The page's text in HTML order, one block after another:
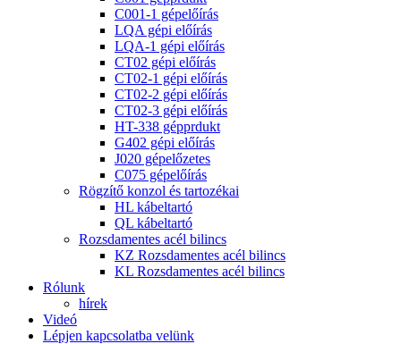
C001-1 gépelőírás
LQA gépi előírás
LQA-1 gépi előírás
CT02 gépi előírás
CT02-1 gépi előírás
CT02-2 gépi előírás
CT02-3 gépi előírás
HT-338 gépprdukt
G402 gépi előírás
J020 gépelőzetes
C075 gépelőírás
Rögzítő konzol és tartozékai
HL kábeltartó
QL kábeltartó
Rozsdamentes acél bilincs
KZ Rozsdamentes acél bilincs
KL Rozsdamentes acél bilincs
Rólunk
hírek
Videó
Lépjen kapcsolatba velünk